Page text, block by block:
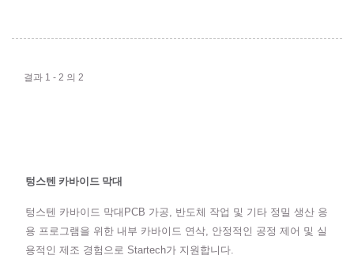
결과 1 - 2 의 2
텅스텐 카바이드 막대
텅스텐 카바이드 막대PCB 가공, 반도체 작업 및 기타 정밀 생산 응
용 프로그램을 위한 내부 카바이드 연삭, 안정적인 공정 제어 및 실
용적인 제조 경험으로 Startech가 지원합니다.